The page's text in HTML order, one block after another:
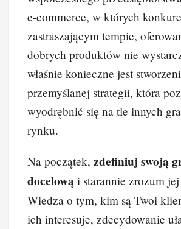
b
o
o
k
st dI
n
t
e-commerce, w których
zastraszającym tempie,
dobrych produktów nie
właśnie konieczne jest
przemyślanej strategii, która
wyodrębnić się na tle innych
rynku.
Na początek, zdefiniuj swoją
docelową i starannie zrozum
Wiedza o tym, kim są Twoi
ich interesuje, zdecydowanie